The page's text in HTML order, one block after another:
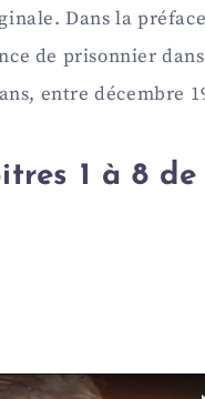
Dans la
de prisonnier
entre décembre
1 à 8 de